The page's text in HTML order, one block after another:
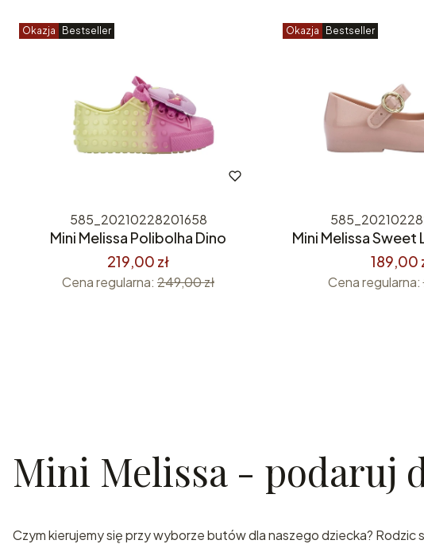
Okazja Bestseller
585_20210228201658
Mini Melissa Polibolha Dino
219,00 zł
Cena regularna: 249,00 zł
Okazja Bestseller
Mini Melissa Sweet
189,00
Cena regularna:
Mini Melissa - podaruj
Czym kierujemy się przy wyborze butów dla naszego dziecka?